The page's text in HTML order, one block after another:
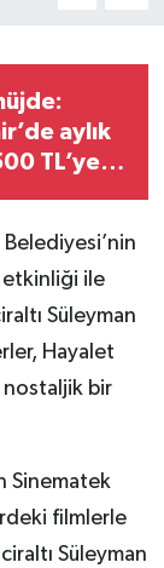
aylık
TL’ye
etkinliği ile
Süleyman
Hayalet
nostaljik bir
Sinematek
filmlerle
Süleyman